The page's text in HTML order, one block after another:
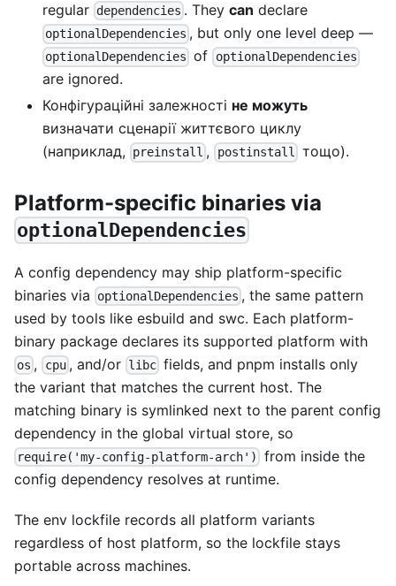
regular dependencies . Theycan declare
optionalDependencies , but only one level deep —
optionalDependencies of optionalDependencies
are ignored.
Конфігураційні залежності не можуть
визначати сценарії життєвого циклу
(наприклад,
preinstall , postinstall тощо).
Platform-specific binaries via
optionalDependencies
A config dependency may ship platform-specific
binaries via
optionalDependencies , the same pattern
used by tools like esbuild and swc. Each platform-
binary package declares its supported platform with
os , cpu, and/or libc fields, and pnpm installs only
the variant that matches the current host. The
matching binary is symlinked next to the parent config
dependency in the global virtual store, so
require('my-config-platform-arch')
from inside the
config dependency resolves at runtime.
The env lockfile records all platform variants
regardless of host platform, so the lockfile stays
portable across machines.